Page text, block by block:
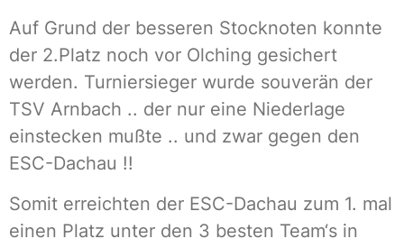
Auf Grund der besseren Stocknoten konnte
der 2.Platz noch vor Olching gesichert
werden. Turniersieger wurde souverän der
TSV Arnbach .. der nur eine Niederlage
einstecken mußte .. und zwar gegen den
ESC-Dachau !!
Somit erreichten der ESC-Dachau zum 1. mal
einen Platz unter den 3 besten Team‘s in